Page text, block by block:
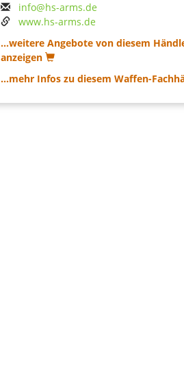
info@hs-arms.de
www.hs-arms.de
...weitere Angebote von diesem
anzeigen
...mehr Infos zu diesem Waffen-